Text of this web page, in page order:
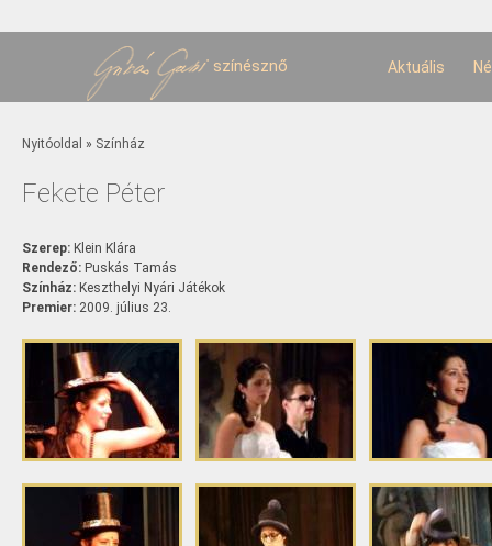
színésznő Aktuális
Jelenlegi hely
Nyitóoldal » Színház
Fekete Péter
Szerep: Klein Klára
Rendező: Puskás Tamás
Színház: Keszthelyi Nyári Játékok
Premier: 2009. július 23.